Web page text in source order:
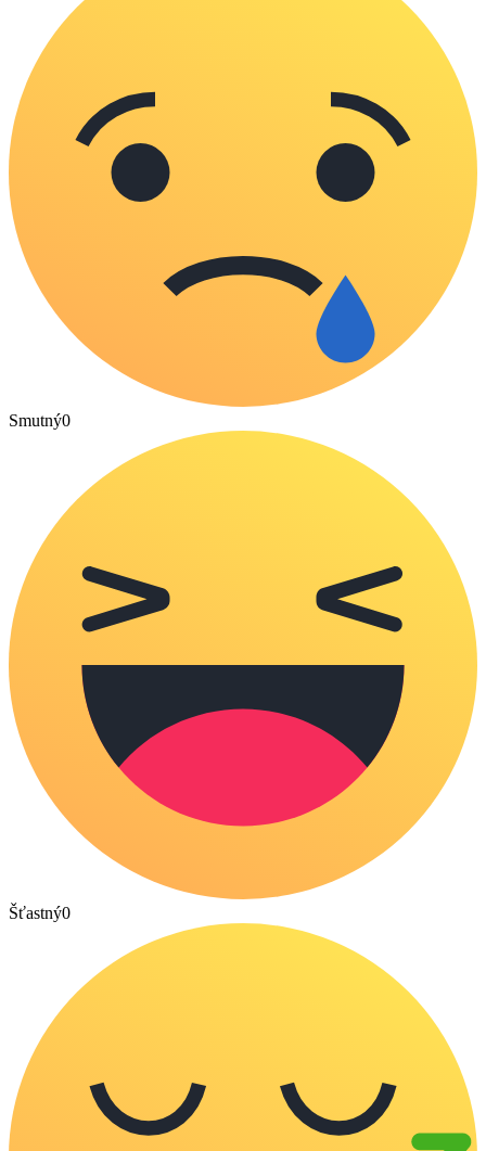
Smutný0
Šťastný0